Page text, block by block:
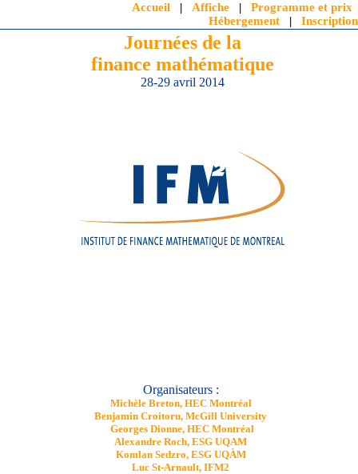
Accueil | Affiche | Programme et prix
Hébergement
| Inscription
Journées de la
finance mathématique
28-29 avril 2014
Organisateurs :
Michèle Breton, HEC Montréal
Benjamin Croitoru, McGill University
Georges Dionne, HEC Montréal
Alexandre Roch, ESG UQAM
Komlan Sedzro, ESG UQÀM
Luc St-Arnault, IFM2